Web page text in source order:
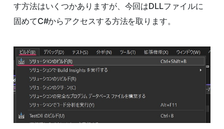
す方法はいくつかありますが、今回はDLLファイルに
固めてC#からアクセスする方法を取ります。